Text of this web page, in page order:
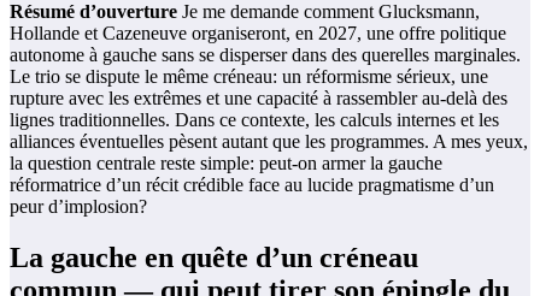
Résumé d’ouverture Je me demande comment Glucksmann,
Hollande et Cazeneuve organiseront, en 2027, une offre politique
autonome à gauche sans se disperser dans des querelles marginales.
Le trio se dispute le même créneau: un réformisme sérieux, une
rupture avec les extrêmes et une capacité à rassembler au-delà des
lignes traditionnelles. Dans ce contexte, les calculs internes et les
alliances éventuelles pèsent autant que les programmes. A mes yeux,
la question centrale reste simple: peut-on armer la gauche
réformatrice d’un récit crédible face au lucide pragmatisme d’un
peur d’implosion?
La gauche en quête d’un créneau